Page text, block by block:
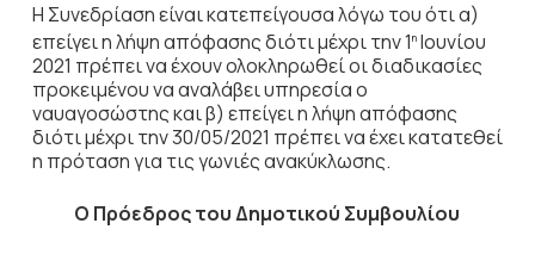
Η Συνεδρίαση είναι κατεπείγουσα λόγω του ότι α)
επείγει η λήψη απόφασης διότι μέχρι την 1ηΙουνίου
2021 πρέπει να έχουν ολοκληρωθεί οι διαδικασίες
προκειμένου να αναλάβει υπηρεσία ο
ναυαγοσώστης και β) επείγει η λήψη απόφασης
διότι μέχρι την 30/05/2021 πρέπει να έχει κατατεθεί
η πρόταση για τις γωνιές ανακύκλωσης.
Ο Πρόεδρος του Δημοτικού Συμβουλίου